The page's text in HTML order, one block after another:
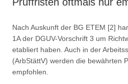
Nach Auskunft der BG ETEM [2]
1A der DGUV-Vorschrift 3 um
etabliert haben. Auch in der
(ArbStättV) werden die bewährten
empfohlen.